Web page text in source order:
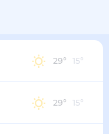
29° 15°
29° 15°